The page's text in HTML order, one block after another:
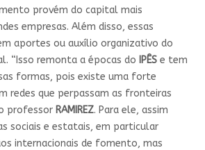
provém do capital mais
empresas. Além disso, essas
aportes ou auxílio organizativo do
“Isso remonta a épocas do IPÊSe tem
formas, pois existe uma forte
redes que perpassam as fronteiras
professor RAMIREZ. Para ele, assim
sociais e estatais, em particular
internacionais de fomento, mas